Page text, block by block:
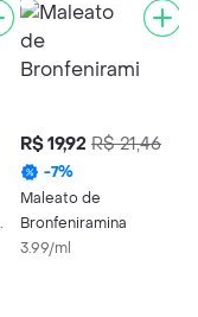
R$ 19,92 R$ 21,46
-7%
Maleato de
Bronfeniramina
3.99/ml